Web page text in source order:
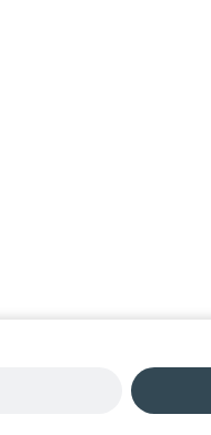
ein oder benutze die